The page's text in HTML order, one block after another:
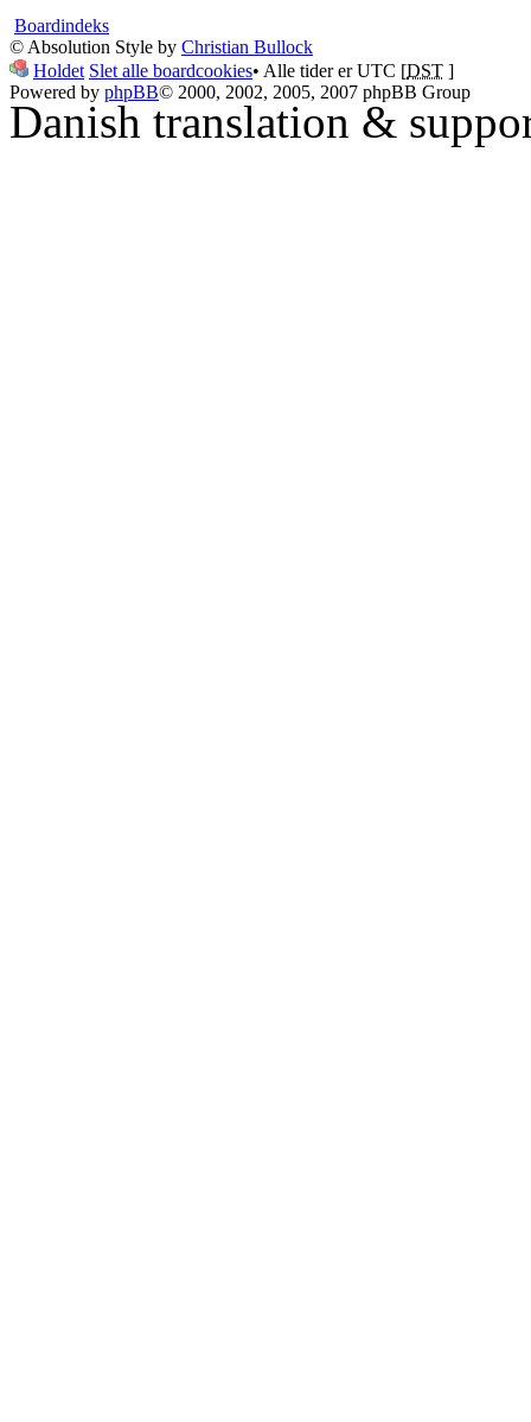
Boardindeks
© Absolution Style by Christian Bullock
Holdet Slet alle boardcookies• Alle tider er UTC [DST ]
Powered by phpBB© 2000, 2002, 2005, 2007 phpBB Group
Danish translation &